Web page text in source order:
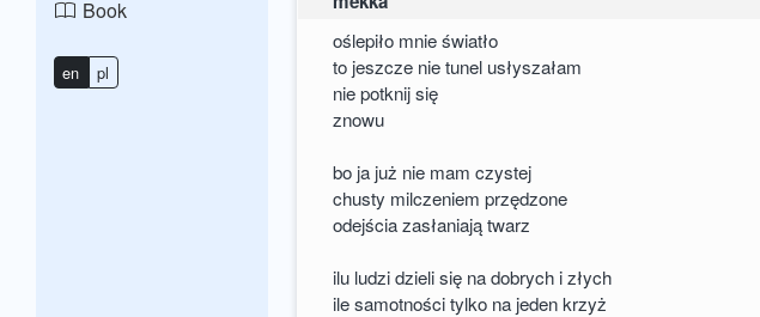
Book
en pl
oślepiło mnie światło
to jeszcze nie tunel usłyszałam
nie potknij się
znowu
bo ja już nie mam czystej
chusty milczeniem przędzone
odejścia zasłaniają twarz
ilu ludzi dzieli się na dobrych i złych
ile samotności tylko na jeden krzyż